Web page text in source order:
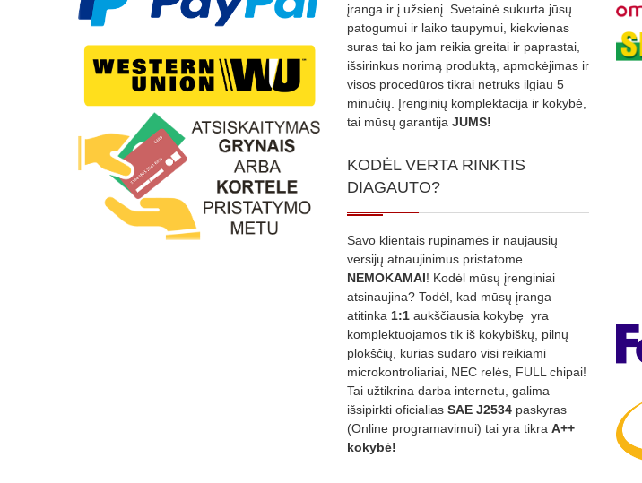
įranga ir į užsienį. Svetainė sukurta jūsų
patogumui ir laiko taupymui, kiekvienas
suras tai ko jam reikia greitai ir paprastai,
išsirinkus norimą produktą, apmokėjimas ir
visos procedūros tikrai netruks ilgiau 5
minučių. Įrenginių komplektacija ir kokybė,
tai mūsų garantija JUMS!
KODĖL VERTA RINKTIS
DIAGAUTO?
Savo klientais rūpinamės ir naujausių
versijų atnaujinimus pristatome
NEMOKAMAI! Kodėl mūsų įrenginiai
atsinaujina? Todėl, kad mūsų įranga
atitinka 1:1 aukščiausia kokybę yra
komplektuojamos tik iš kokybiškų, pilnų
plokščių, kurias sudaro visi reikiami
microkontroliariai, NEC relės, FULL chipai!
Tai užtikrina darba internetu, galima
išsipirkti oficialias SAE J2534 paskyras
(Online programavimui) tai yra tikra A++
kokybė!